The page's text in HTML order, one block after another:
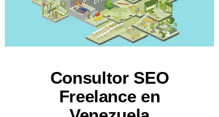
Consultor SEO
Freelance en